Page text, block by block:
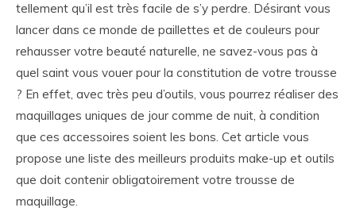
tellement qu’il est très facile de s’y perdre. Désirant vous
lancer dans ce monde de paillettes et de couleurs pour
rehausser votre beauté naturelle, ne savez-vous pas à
quel saint vous vouer pour la constitution de votre trousse
? En effet, avec très peu d’outils, vous pourrez réaliser des
maquillages uniques de jour comme de nuit, à condition
que ces accessoires soient les bons. Cet article vous
propose une liste des meilleurs produits make-up et outils
que doit contenir obligatoirement votre trousse de
maquillage.